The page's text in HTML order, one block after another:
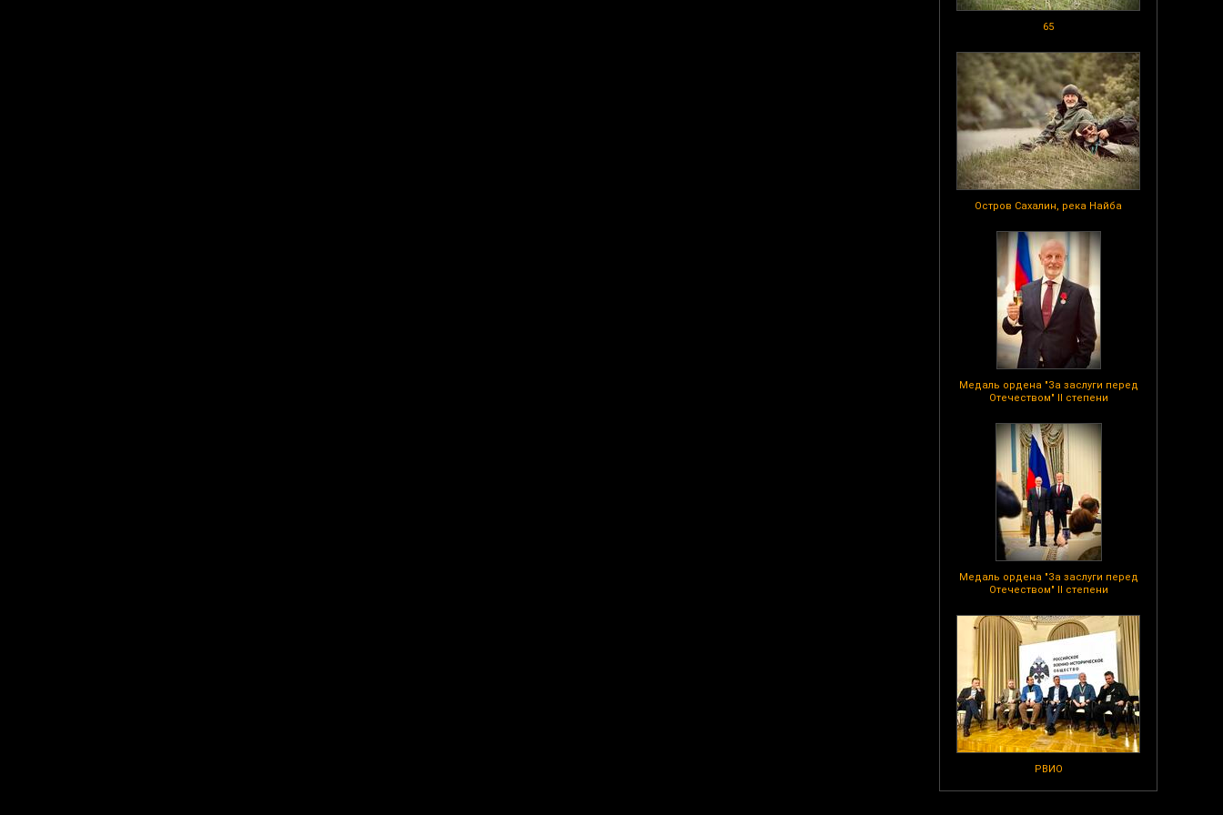
65
Остров Сахалин, река Найба
Медаль ордена "За заслуги перед
Отечеством" II степени
Медаль ордена "За заслуги перед
Отечеством" II степени
РВИО